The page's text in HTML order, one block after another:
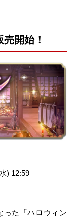
開始！
) 12:59
った「ハロウィン